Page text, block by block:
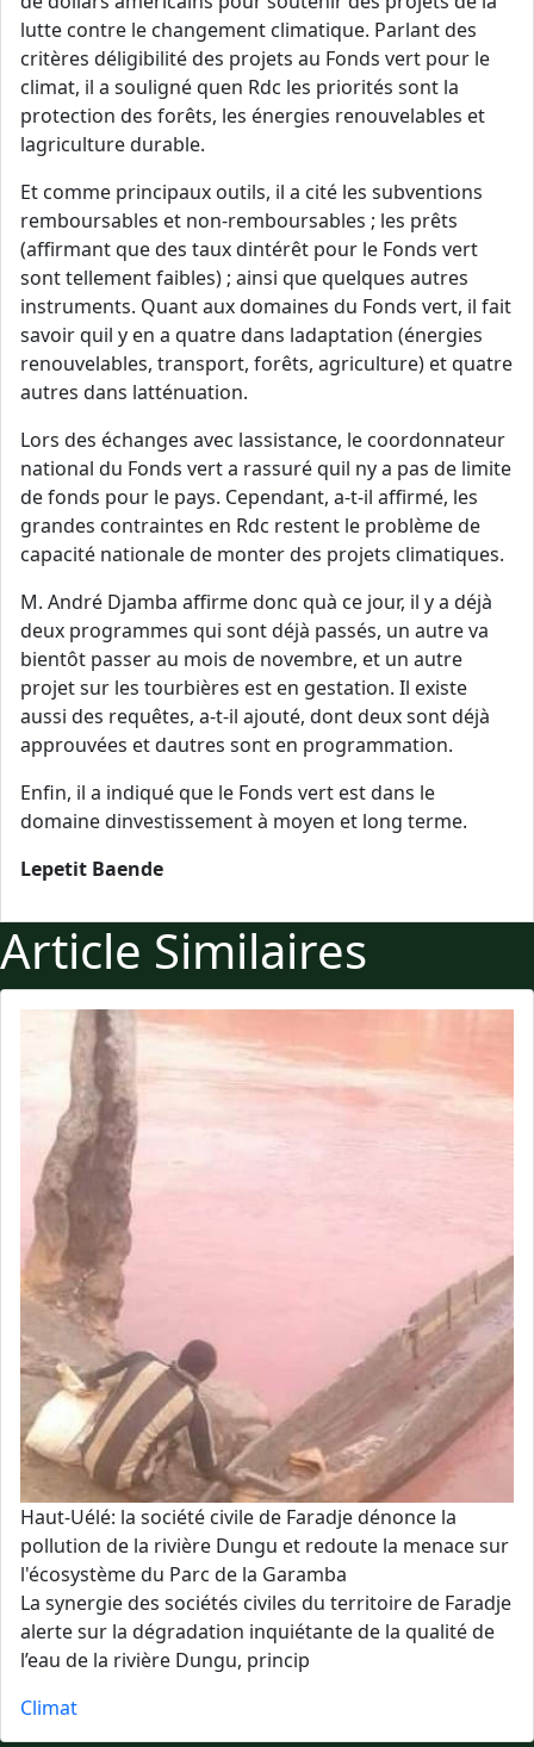
lutte contre le changement climatique. Parlant des
critères déligibilité des projets au Fonds vert pour le
climat, il a souligné quen Rdc les priorités sont la
protection des forêts, les énergies renouvelables et
lagriculture durable.
Et comme principaux outils, il a cité les subventions
remboursables et non-remboursables ; les prêts
(affirmant que des taux dintérêt pour le Fonds vert
sont tellement faibles) ; ainsi que quelques autres
instruments. Quant aux domaines du Fonds vert, il fait
savoir quil y en a quatre dans ladaptation (énergies
renouvelables, transport, forêts, agriculture) et quatre
autres dans latténuation.
Lors des échanges avec lassistance, le coordonnateur
national du Fonds vert a rassuré quil ny a pas de limite
de fonds pour le pays. Cependant, a-t-il affirmé, les
grandes contraintes en Rdc restent le problème de
capacité nationale de monter des projets climatiques.
M. André Djamba affirme donc quà ce jour, il y a déjà
deux programmes qui sont déjà passés, un autre va
bientôt passer au mois de novembre, et un autre
projet sur les tourbières est en gestation. Il existe
aussi des requêtes, a-t-il ajouté, dont deux sont déjà
approuvées et dautres sont en programmation.
Enfin, il a indiqué que le Fonds vert est dans le
domaine dinvestissement à moyen et long terme.
Lepetit Baende
Article Similaires
Haut-Uélé: la société civile de Faradje dénonce la
pollution de la rivière Dungu et redoute la menace sur
l'écosystème du Parc de la Garamba
La synergie des sociétés civiles du territoire de Faradje
alerte sur la dégradation inquiétante de la qualité de
l’eau de la rivière Dungu, princip
Climat